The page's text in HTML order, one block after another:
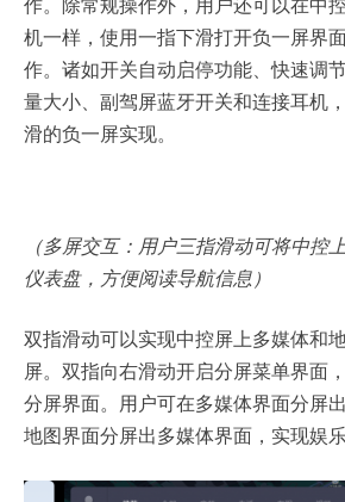
作。除常规操作外，用户还可以在中
机一样，使用一指下滑打开负一屏界
作。诸如开关自动启停功能、快速调
量大小、副驾屏蓝牙开关和连接耳机
滑的负一屏实现。
（多屏交互：用户三指滑动可将中控
仪表盘，方便阅读导航信息）
双指滑动可以实现中控屏上多媒体和
屏。双指向右滑动开启分屏菜单界面
分屏界面。用户可在多媒体界面分屏
地图界面分屏出多媒体界面，实现娱乐